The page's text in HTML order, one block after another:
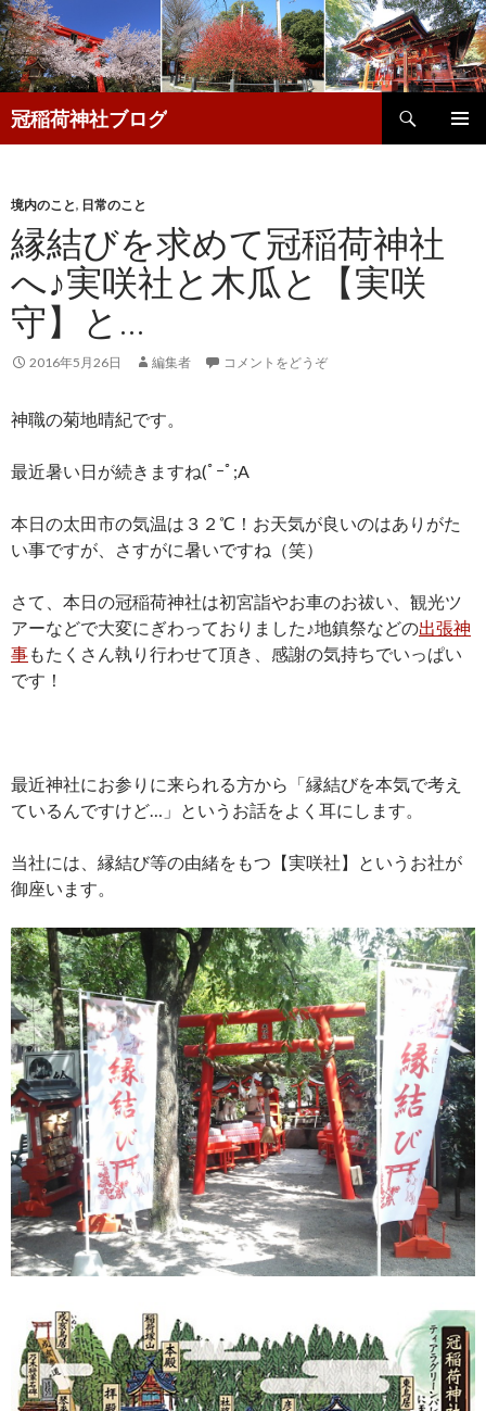
冠稲荷神社ブログ
索
ン
ツ
へ
移
動
境内のこと, 日常のこと
縁結びを求めて冠稲荷神社
へ♪実咲社と木瓜と【実咲
守】と…
2016年5月26日 編集者 コメントをどうぞ
神職の菊地晴紀です。
最近暑い日が続きますね(ﾟｰﾟ;A
本日の太田市の気温は３２℃！お天気が良いのはありがた
い事ですが、さすがに暑いですね（笑）
さて、本日の冠稲荷神社は初宮詣やお車のお祓い、観光ツ
アーなどで大変にぎわっておりました♪地鎮祭などの出張神
事もたくさん執り行わせて頂き、感謝の気持ちでいっぱい
です！
最近神社にお参りに来られる方から「縁結びを本気で考え
ているんですけど…」というお話をよく耳にします。
当社には、縁結び等の由緒をもつ【実咲社】というお社が
御座います。